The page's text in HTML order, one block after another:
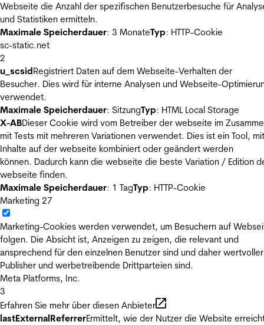
Webseite die Anzahl der spezifischen Benutzerbesuche für
und Statistiken ermitteln.
Maximale Speicherdauer: 3 MonateTyp: HTTP-Cookie
sc-static.net
2
u_scsidRegistriert Daten auf dem Webseite-Verhalten der
Besucher. Dies wird für interne Analysen und Webseite-
verwendet.
Maximale Speicherdauer: SitzungTyp: HTML Local Storage
X-ABDieser Cookie wird vom Betreiber der webseite im
mit Tests mit mehreren Variationen verwendet. Dies ist ein Tool,
Inhalte auf der webseite kombiniert oder geändert werden
können. Dadurch kann die webseite die beste Variation / Edition
webseite finden.
Maximale Speicherdauer: 1 TagTyp: HTTP-Cookie
Marketing 27
Marketing-Cookies werden verwendet, um Besuchern auf
folgen. Die Absicht ist, Anzeigen zu zeigen, die relevant und
ansprechend für den einzelnen Benutzer sind und daher
Publisher und werbetreibende Drittparteien sind.
Meta Platforms, Inc.
3
Erfahren Sie mehr über diesen Anbieter
lastExternalReferrerErmittelt, wie der Nutzer die Website